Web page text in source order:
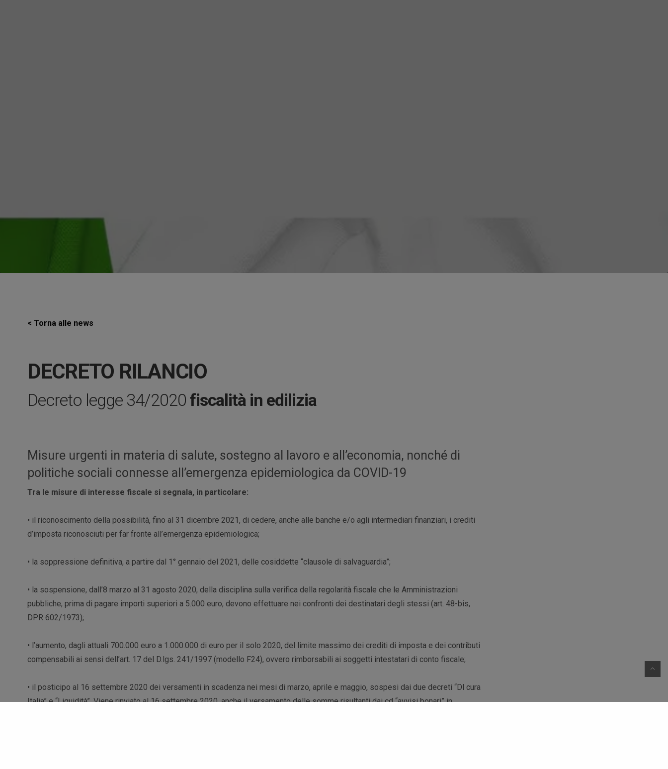
< Torna alle news
DECRETO RILANCIO
Decreto legge 34/2020 fiscalità in edilizia
Misure urgenti in materia di salute, sostegno al lavoro e all’economia, nonché di
politiche sociali connesse all’emergenza epidemiologica da COVID-19
Tra le misure di interesse fiscale si segnala, in particolare:
• il riconoscimento della possibilità, fino al 31 dicembre 2021, di cedere, anche alle banche e/o agli intermediari finanziari, i crediti
d’imposta riconosciuti per far fronte all’emergenza epidemiologica;
• la soppressione definitiva, a partire dal 1° gennaio del 2021, delle cosiddette “clausole di salvaguardia”;
• la sospensione, dall’8 marzo al 31 agosto 2020, della disciplina sulla verifica della regolarità fiscale che le Amministrazioni
pubbliche, prima di pagare importi superiori a 5.000 euro, devono effettuare nei confronti dei destinatari degli stessi (art. 48-bis,
DPR 602/1973);
• l’aumento, dagli attuali 700.000 euro a 1.000.000 di euro per il solo 2020, del limite massimo dei crediti di imposta e dei contributi
compensabili ai sensi dell’art. 17 del D.lgs. 241/1997 (modello F24), ovvero rimborsabili ai soggetti intestatari di conto fiscale;
• il posticipo al 16 settembre 2020 dei versamenti in scadenza nei mesi di marzo, aprile e maggio, sospesi dai due decreti “Dl cura
Italia” e “Liquidità”. Viene rinviato al 16 settembre 2020, anche il versamento delle somme risultanti dai cd “avvisi bonari” in